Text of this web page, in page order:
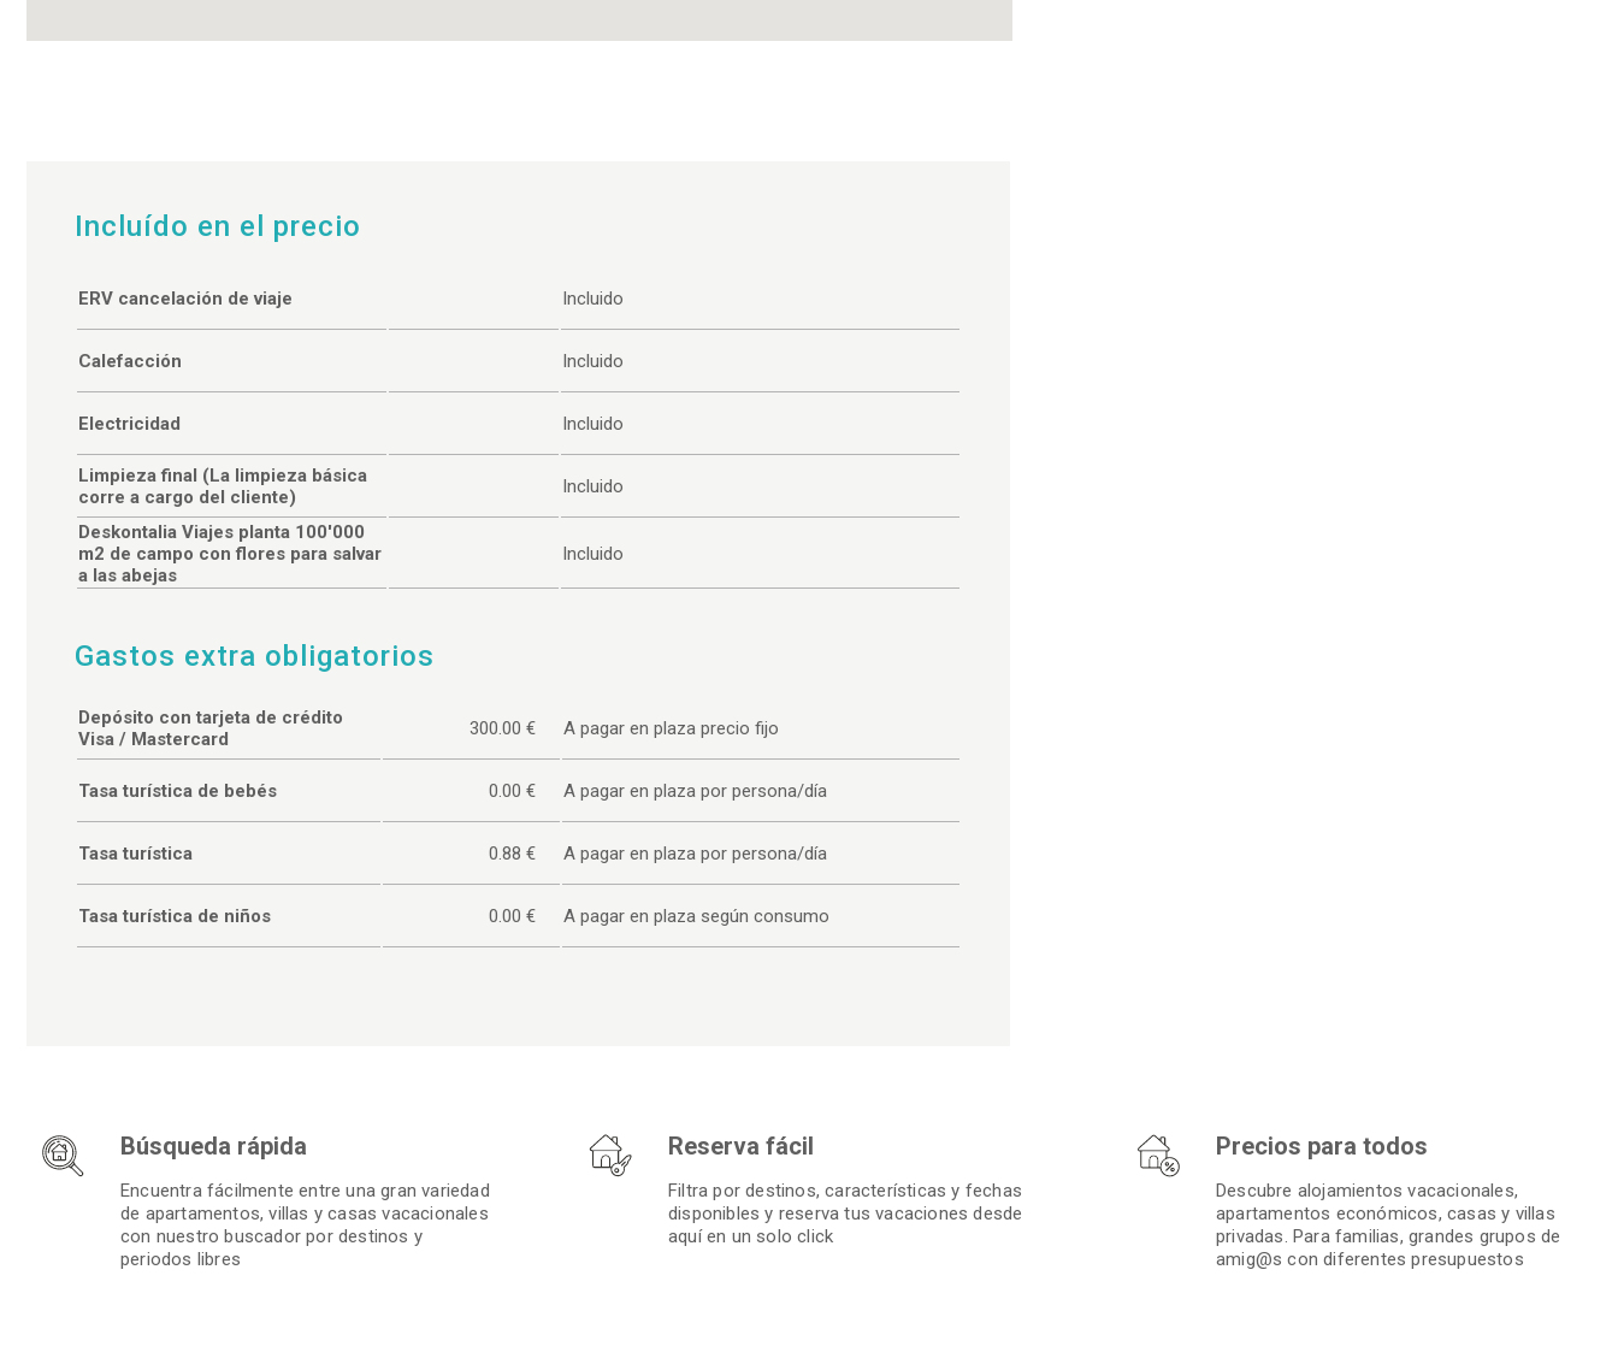
Incluído en el precio
ERV cancelación de viaje Incluido
Calefacción Incluido
Electricidad Incluido
Limpieza final (La limpieza básica
corre a cargo del cliente)
Incluido
Deskontalia Viajes planta 100'000
m2 de campo con flores para salvar
a las abejas
Incluido
Gastos extra obligatorios
Depósito con tarjeta de crédito
Visa / Mastercard
300.00 € A pagar en plaza precio fijo
Tasa turística de bebés 0.00 € A pagar en plaza por persona/día
Tasa turística 0.88 € A pagar en plaza por persona/día
Tasa turística de niños 0.00 € A pagar en plaza según consumo
Búsqueda rápida
Encuentra fácilmente entre una gran variedad
de apartamentos, villas y casas vacacionales
con nuestro buscador por destinos y
periodos libres
Reserva fácil
Filtra por destinos, características y fechas
disponibles y reserva tus vacaciones desde
aquí en un solo click
Precios para todos
Descubre alojamientos vacacionales,
apartamentos económicos, casas y villas
privadas. Para familias, grandes grupos de
amig@s con diferentes presupuestos